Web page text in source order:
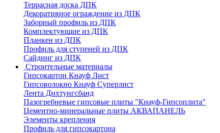
Террасная доска ДПК
Декоративное ограждение из ДПК
Заборный профиль из ДПК
Комплектующие из ДПК
Планкен из ДПК
Профиль для ступеней из ДПК
Сайдинг из ДПК
Строительные материалы
Гипсокартон Кнауф Лист
Гипсоволокно Кнауф Суперлист
Лента Дихтунгсбанд
Пазогребневые гипсовые плиты "Кнауф-Гипсоплита"
Цементно-минеральные плиты АКВАПАНЕЛЬ
Элементы крепления
Профиль для гипсокартона